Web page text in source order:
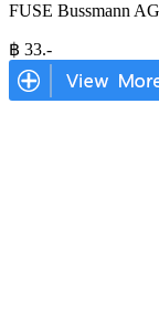
FUSE Bussmann
฿ 33.-